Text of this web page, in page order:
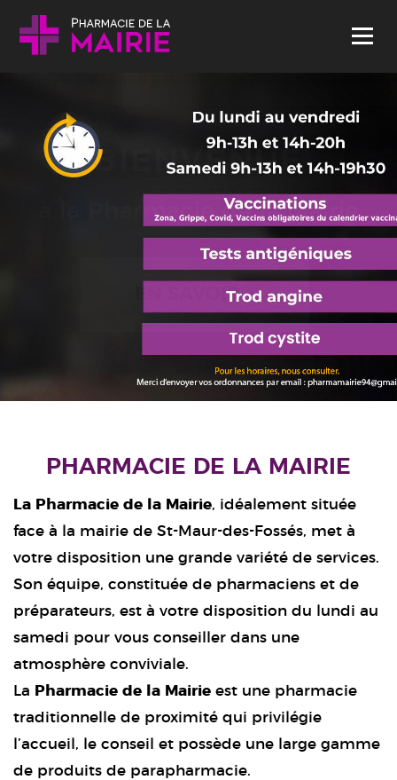
Skip to content
Menu
BIENVENUE
à la Pharmacie de la Mairie
EN SAVOIR +
PHARMACIE DE LA MAIRIE
La Pharmacie de la Mairie, idéalement située
face à la mairie de St-Maur-des-Fossés, met à
votre disposition une grande variété de services.
Son équipe, constituée de pharmaciens et de
préparateurs, est à votre disposition du lundi au
samedi pour vous conseiller dans une
atmosphère conviviale.
La
Pharmacie de la Mairie est une pharmacie
traditionnelle de proximité qui privilégie
l’accueil, le conseil et possède une large gamme
de produits de parapharmacie.